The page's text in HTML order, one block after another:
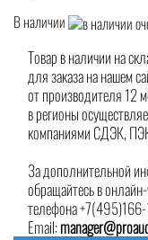
В наличии
Товар в наличии на
для заказа на нашем
от производителя 12
в регионы
компаниями СДЭК,
За дополнительной
обращайтесь в
телефона
Email: